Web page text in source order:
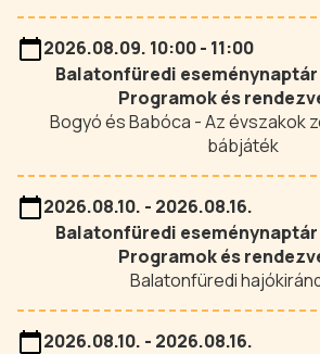
2026.08.09. 10:00 - 11:00
Balatonfüredi eseménynaptár
Programok és
Bogyó és Babóca - Az évszakok
bábjáték
2026.08.10. - 2026.08.16.
Balatonfüredi eseménynaptár
Programok és
Balatonfüredi
2026.08.10. - 2026.08.16.